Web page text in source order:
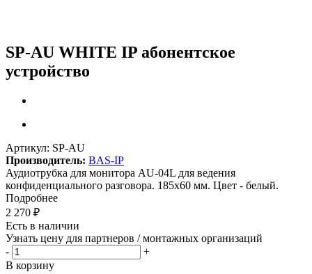
SP-AU WHITE IP абонентское
устройство
Артикул: SP-AU
Производитель: BAS-IP
Аудиотрубка для монитора AU-04L для ведения
конфиденциального разговора. 185х60 мм. Цвет - белый.
Подробнее
2 270 ₽
Есть в наличии
Узнать цену для партнеров / монтажных организаций
-
+
В корзину